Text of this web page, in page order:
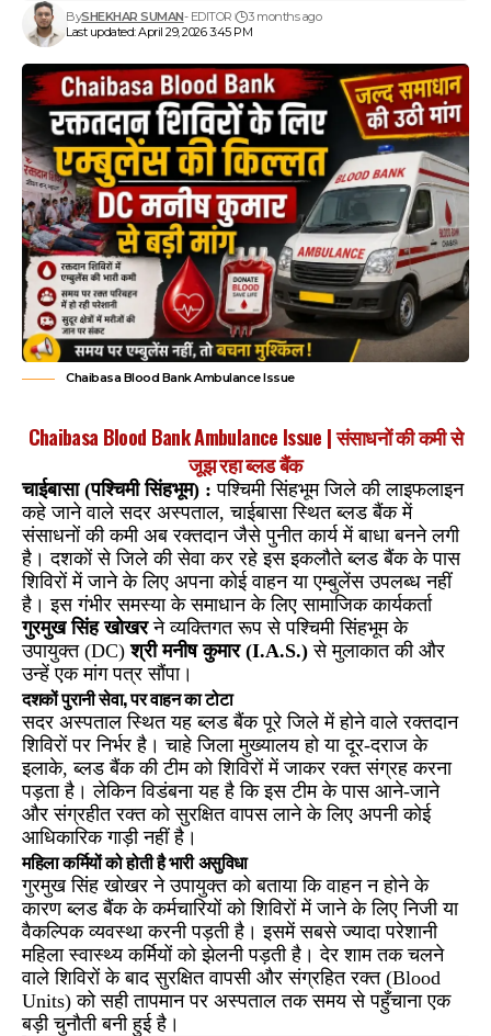
Last updated: April 29, 2026 3:45 PM
BySHEKHAR SUMAN- EDITOR 3 months ago
Chaibasa Blood Bank Ambulance Issue
Chaibasa Blood Bank Ambulance Issue | संसाधनों की कमी से
जूझ रहा ब्लड बैंक
चाईबासा (पश्चिमी सिंहभूम) :पश्चिमी सिंहभूम जिले की लाइफलाइन
कहे जाने वाले सदर अस्पताल, चाईबासा स्थित ब्लड बैंक में
संसाधनों की कमी अब रक्तदान जैसे पुनीत कार्य में बाधा बनने लगी
है। दशकों से जिले की सेवा कर रहे इस इकलौते ब्लड बैंक के पास
शिविरों में जाने के लिए अपना कोई वाहन या एम्बुलेंस उपलब्ध नहीं
है। इस गंभीर समस्या के समाधान के लिए सामाजिक कार्यकर्ता
गुरमुख सिंह खोखरने व्यक्तिगत रूप से पश्चिमी सिंहभूम के
उपायुक्त (DC)श्री मनीष कुमार (I.A.S.) से मुलाकात की और
उन्हें एक मांग पत्र सौंपा।
दशकों पुरानी सेवा, पर वाहन का टोटा
सदर अस्पताल स्थित यह ब्लड बैंक पूरे जिले में होने वाले रक्तदान
शिविरों पर निर्भर है। चाहे जिला मुख्यालय हो या दूर-दराज के
इलाके, ब्लड बैंक की टीम को शिविरों में जाकर रक्त संग्रह करना
पड़ता है। लेकिन विडंबना यह है कि इस टीम के पास आने-जाने
और संग्रहीत रक्त को सुरक्षित वापस लाने के लिए अपनी कोई
आधिकारिक गाड़ी नहीं है।
महिला कर्मियों को होती है भारी असुविधा
गुरमुख सिंह खोखर ने उपायुक्त को बताया कि वाहन न होने के
कारण ब्लड बैंक के कर्मचारियों को शिविरों में जाने के लिए निजी या
वैकल्पिक व्यवस्था करनी पड़ती है। इसमें सबसे ज्यादा परेशानी
महिला स्वास्थ्य कर्मियों को झेलनी पड़ती है। देर शाम तक चलने
वाले शिविरों के बाद सुरक्षित वापसी और संग्रहित रक्त (Blood
Units) को सही तापमान पर अस्पताल तक समय से पहुँचाना एक
बड़ी चुनौती बनी हुई है।